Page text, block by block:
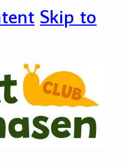
Skip to